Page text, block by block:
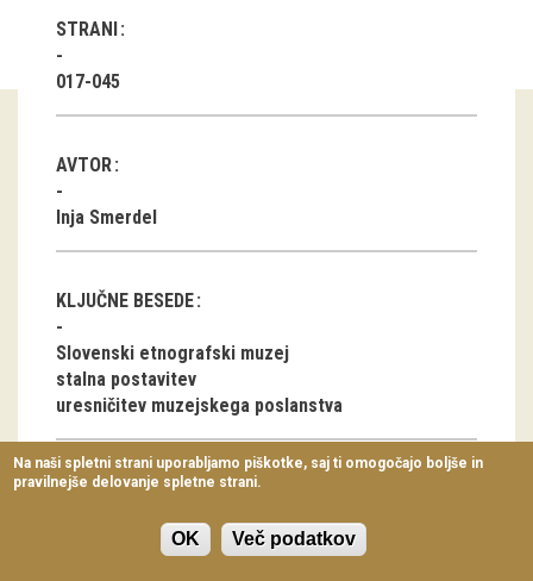
E-razstave
Virtualni sprehodi
Razstavni projekti
Napovednik
Arhiv razstav
Koledar dogodkov
Prireditve
Predavanja
Delavnice
Vodeni ogledi
STRANI
017-045
AVTOR
Inja Smerdel
KLJUČNE BESEDE
Slovenski etnografski muzej
stalna postavitev
uresničitev muzejskega poslanstva
ČLANEK V PDF OBLIKI
Na naši spletni strani uporabljamo piškotke, saj ti omogočajo boljše in
pravilnejše delovanje spletne strani.
OK Več podatkov